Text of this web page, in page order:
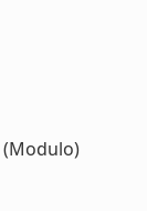
(Modulo)